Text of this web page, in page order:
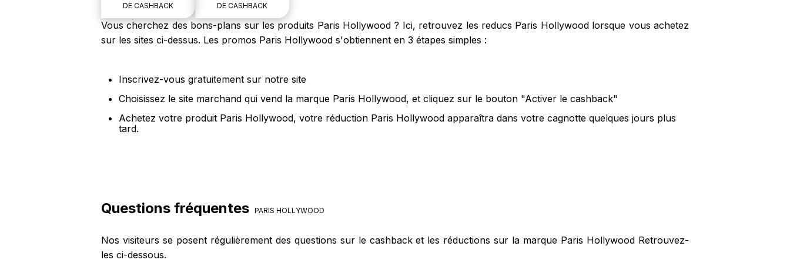
DE CASHBACK DE CASHBACK
Vous cherchez des bons-plans sur les produits Paris Hollywood ? Ici, retrouvez les reducs Paris Hollywood lorsque vous achetez
sur les sites ci-dessus. Les promos Paris Hollywood s'obtiennent en 3 étapes simples :
Inscrivez-vous gratuitement sur notre site
Choisissez le site marchand qui vend la marque Paris Hollywood, et cliquez sur le bouton "Activer le cashback"
Achetez votre produit Paris Hollywood, votre réduction Paris Hollywood apparaîtra dans votre cagnotte quelques jours plus
tard.
Questions fréquentes PARIS HOLLYWOOD
Nos visiteurs se posent régulièrement des questions sur le cashback et les réductions sur la marque Paris Hollywood Retrouvez-
les ci-dessous.